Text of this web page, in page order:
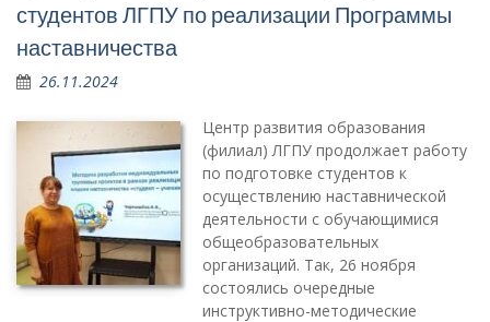
студентов ЛГПУ по реализации Программы
наставничества
26.11.2024
Центр развития образования
(филиал) ЛГПУ продолжает работу
по подготовке студентов к
осуществлению наставнической
деятельности с обучающимися
общеобразовательных
организаций. Так, 26 ноября
состоялись очередные
инструктивно-методические